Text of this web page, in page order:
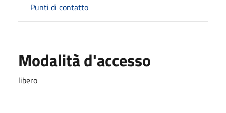
Punti di contatto
Modalità d'accesso
libero